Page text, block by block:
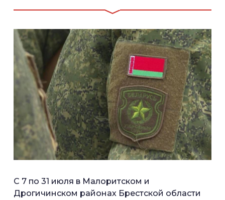
С 7 по 31 июля в Малоритском и
Дрогичинском районах Брестской области